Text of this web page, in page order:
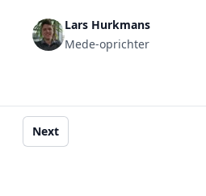
met vijf stappen: benader vijf
tegelijk, analyseer offertes op
specificaties vast, test een
Lars Hurkmans
Mede-oprichter
Next